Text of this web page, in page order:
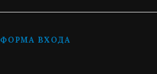
ФОРМА ВХОДА